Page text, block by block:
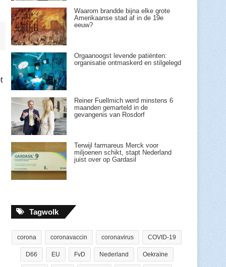
Waarom brandde bijna elke grote
Amerikaanse stad af in de 19e
eeuw?
Orgaanoogst levende patiënten:
organisatie ontmaskerd en stilgelegd
Reiner Fuellmich werd minstens 6
maanden gemarteld in de
gevangenis van Rosdorf
Terwijl farmareus Merck voor
miljoenen schikt, stapt Nederland
juist over op Gardasil
Tagwolk
corona coronavaccin coronavirus COVID-19
D66 EU FvD Nederland Oekraïne